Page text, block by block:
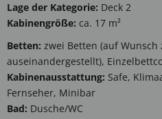
Lage der Kategorie: Deck 2
Kabinengröße: ca. 17 m²
Betten: zwei Betten (auf
auseinandergestellt),
Kabinenausstattung: Safe,
Fernseher, Minibar
Bad: Dusche/WC